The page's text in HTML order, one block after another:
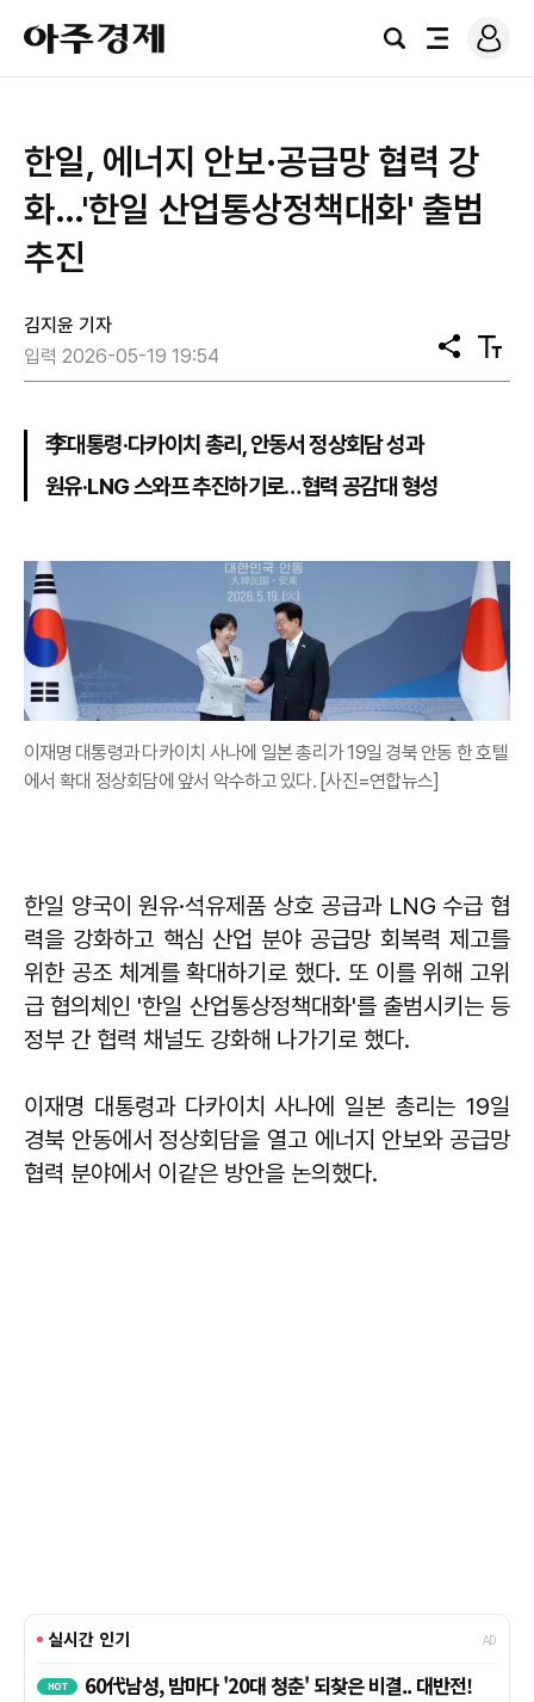
아
주
경
검
전
로
그
한일, 에너지 안보·공급망 협력 강
화…'한일 산업통상정책대화' 출범
추진
김지윤 기자
입력 2026-05-19 19:54
공
유
텍
스
李대통령·다카이치 총리, 안동서 정상회담 성과
원유·LNG 스와프 추진하기로…협력 공감대 형성
이재명 대통령과 다카이치 사나에 일본 총리가 19일 경북 안동 한 호텔
에서 확대 정상회담에 앞서 악수하고 있다. [사진=연합뉴스]
한일 양국이 원유·석유제품 상호 공급과 LNG 수급 협
력을 강화하고 핵심 산업 분야 공급망 회복력 제고를
위한 공조 체계를 확대하기로 했다. 또 이를 위해 고위
급 협의체인 '한일 산업통상정책대화'를 출범시키는 등
정부 간 협력 채널도 강화해 나가기로 했다.
이재명 대통령과 다카이치 사나에 일본 총리는 19일
경북 안동에서 정상회담을 열고 에너지 안보와 공급망
협력 분야에서 이같은 방안을 논의했다.